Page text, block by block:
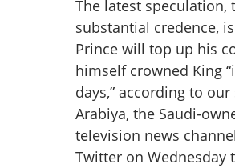
The latest speculation,
substantial credence,
Prince will top up his
himself crowned King
days,” according to our
Arabiya, the Saudi-
television news
Twitter on Wednesday